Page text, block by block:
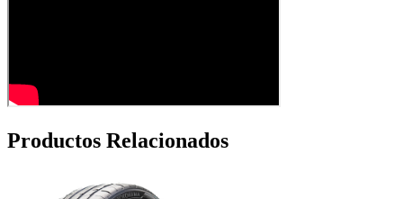
Productos Relacionados